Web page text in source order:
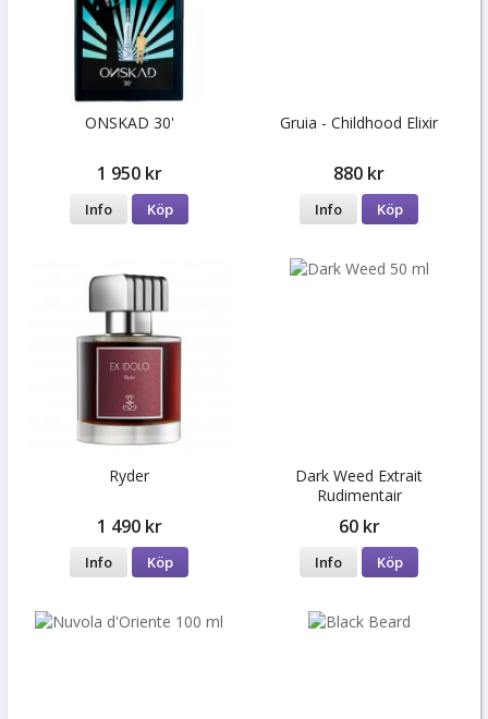
ONSKAD 30'
1 950 kr
Info Köp
Gruia - Childhood Elixir
880 kr
Info Köp
Ryder
1 490 kr
Info Köp
Dark Weed Extrait
Rudimentair
60 kr
Info Köp